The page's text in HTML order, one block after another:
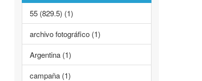
55 (829.5) (1)
archivo fotográfico (1)
Argentina (1)
campaña (1)